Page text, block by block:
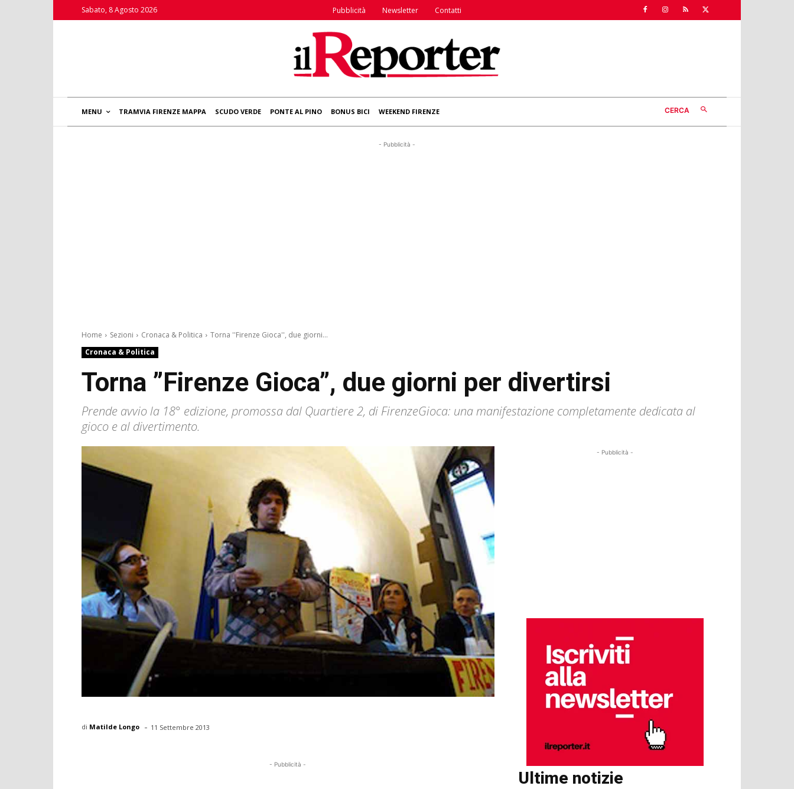
Sabato, 8 Agosto 2026 Pubblicità Newsletter Contatti
MENU TRAMVIA FIRENZE MAPPA SCUDO VERDE PONTE AL PINO BONUS BICI WEEKEND FIRENZE CERCA
- Pubblicità -
Home Sezioni Cronaca & Politica
Torna ''Firenze Gioca'', due giorni...
Cronaca & Politica
Torna ”Firenze Gioca”, due giorni per divertirsi
Prende avvio la 18° edizione, promossa dal Quartiere 2, di FirenzeGioca: una manifestazione completamente dedicata al
gioco e al divertimento.
di Matilde Longo - 11 Settembre 2013
- Pubblicità -
- Pubblicità -
Ultime notizie